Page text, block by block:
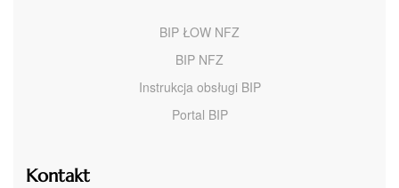
BIP ŁOW NFZ
BIP NFZ
Instrukcja obsługi BIP
Portal BIP
Kontakt